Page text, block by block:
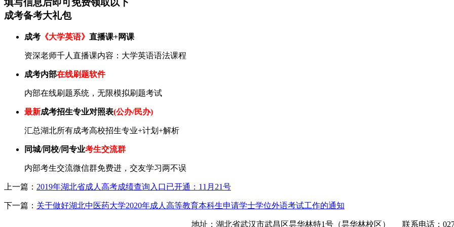
填写信息后即可免费领取以下
成考备考大礼包
成考 《大学英语》 直播课+网课
资深老师千人直播课内容：大学英语语法课程
成考内部在线刷题软件
内部在线刷题系统，无限模拟刷题考试
最新成考招生专业对照表(公办/民办)
汇总湖北所有成考高校招生专业+计划+解析
同城/同校/同专业考生交流群
内部考生交流微信群免费进，交友学习两不误
上一篇： 2019年湖北省成人高考成绩查询入口已开通：11月21号
下一篇： 关于做好湖北中医药大学2020年成人高等教育本科生申请学士学位外语考试工作的通知
地址：湖北省武汉市武昌区昙华林特1号（昙华林校区） 联系电话：